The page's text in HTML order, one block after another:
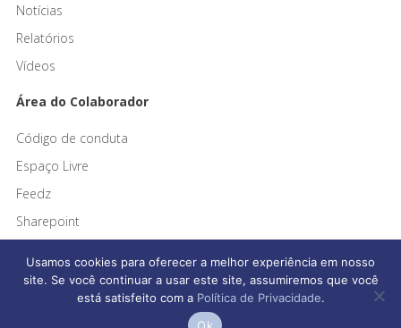
Notícias
Relatórios
Vídeos
Área do Colaborador
Código de conduta
Espaço Livre
Feedz
Sharepoint
Afonso França Engenharia © 2026 Todos os direitos reservados
Usamos cookies para oferecer a melhor experiência em nosso
site. Se você continuar a usar este site, assumiremos que você
está satisfeito com a Política de Privacidade.
Ok